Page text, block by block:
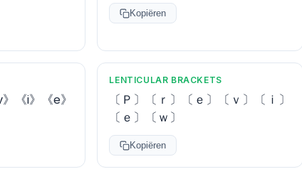
Kopiëren
《i》《e》
LENTICULAR BRACKETS
〔Ｐ〕〔ｒ〕〔ｅ〕〔ｖ〕〔ｉ〕
〔ｅ〕〔ｗ〕
Kopiëren